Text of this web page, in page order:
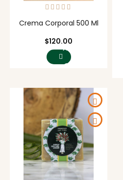
Crema Corporal 500 Ml
Precio
$120.00
AGREGAR
CARRITO